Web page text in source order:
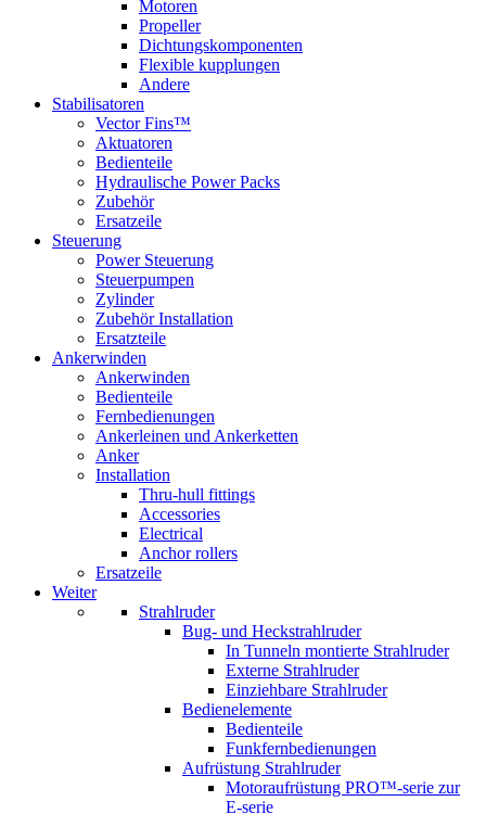
Motoren
Propeller
Dichtungskomponenten
Flexible kupplungen
Andere
Stabilisatoren
Vector Fins™
Aktuatoren
Bedienteile
Hydraulische Power Packs
Zubehör
Ersatzeile
Steuerung
Power Steuerung
Steuerpumpen
Zylinder
Zubehör Installation
Ersatzteile
Ankerwinden
Ankerwinden
Bedienteile
Fernbedienungen
Ankerleinen und Ankerketten
Anker
Installation
Thru-hull fittings
Accessories
Electrical
Anchor rollers
Ersatzeile
Weiter
Strahlruder
Bug- und Heckstrahlruder
In Tunneln montierte Strahlruder
Externe Strahlruder
Einziehbare Strahlruder
Bedienelemente
Bedienteile
Funkfernbedienungen
Aufrüstung Strahlruder
Motoraufrüstung PRO™-serie zur
E-serie